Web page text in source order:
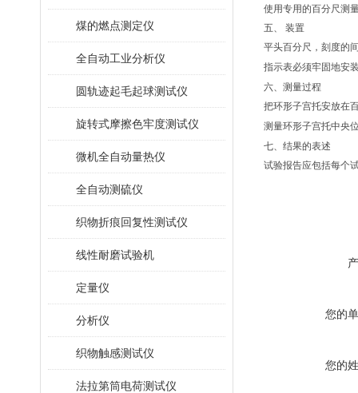
煤的燃点测定仪
全自动工业分析仪
圆轨迹起毛起球测试仪
旋转式摩擦色牢度测试仪
微机全自动量热仪
全自动测硫仪
织物折痕回复性测试仪
线性耐磨试验机
定量仪
分析仪
织物触感测试仪
法拉第筒电荷测试仪
使用专用的百分尺测
五、
装置
平头百分尺，刻度的
指示表必须牢固地安
六、 测量过程
把环形子宫托安放在
测量环形子宫托中央
七、 结果的表述
试验报告应包括每个
您的
您的